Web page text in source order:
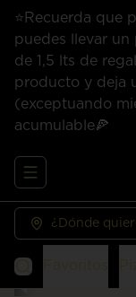
⭐Recuerda que
puedes llevar
de 1,5 lts de
producto y deja
(exceptuando
acumulable🍕
Abrir menu de
¿Dónde